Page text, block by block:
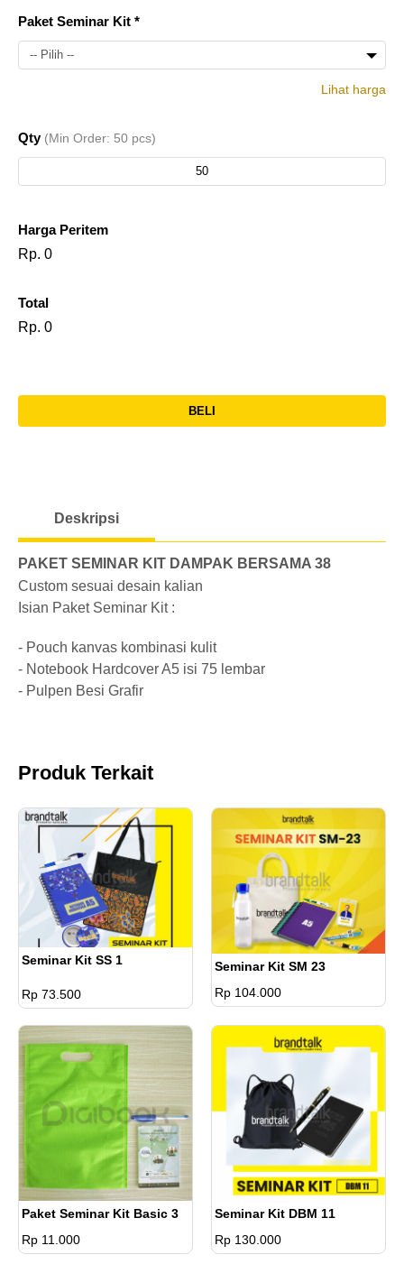
Paket Seminar Kit *
-- Pilih --
Lihat harga
Kit DBM
50
pcs
Rp.
138.000
Qty (Min Order: 50 pcs)
Harga Peritem
Rp. 0
Total
Rp. 0
BELI
i
n
g
Deskripsi
PAKET SEMINAR KIT DAMPAK BERSAMA 38
Custom sesuai desain kalian
Isian Paket Seminar Kit :
- Pouch kanvas kombinasi kulit
- Notebook Hardcover A5 isi 75 lembar
- Pulpen Besi Grafir
Produk Terkait
Seminar Kit SS 1
Rp 73.500
Seminar Kit SM 23
Rp 104.000
Paket Seminar Kit Basic 3
Rp 11.000
Seminar Kit DBM 11
Rp 130.000